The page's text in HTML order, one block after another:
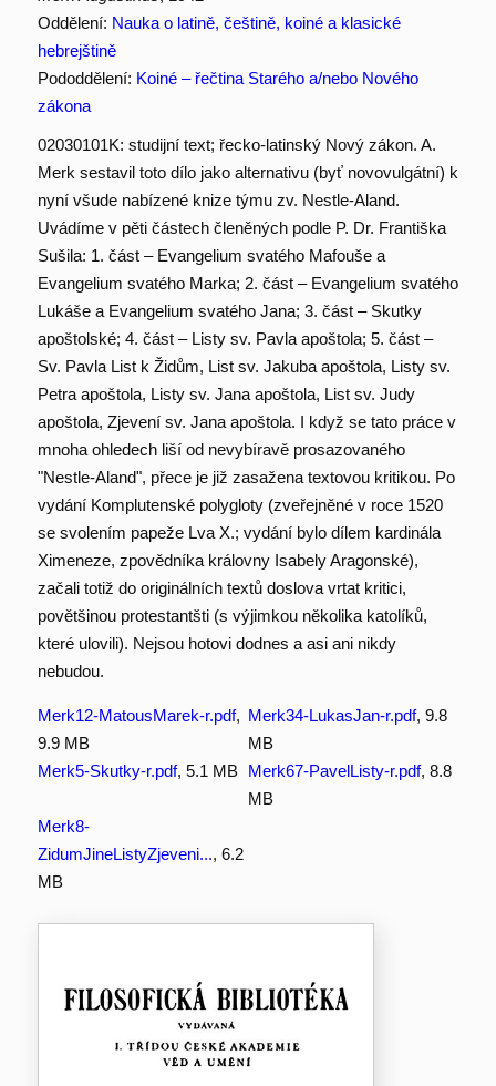
Oddělení: Nauka o latině, češtině, koiné a klasické
hebrejštině
Pododdělení: Koiné – řečtina Starého a/nebo Nového
zákona
02030101K: studijní text; řecko-latinský Nový zákon. A.
Merk sestavil toto dílo jako alternativu (byť novovulgátní) k
nyní všude nabízené knize týmu zv. Nestle-Aland.
Uvádíme v pěti částech členěných podle P. Dr. Františka
Sušila: 1. část – Evangelium svatého Mafouše a
Evangelium svatého Marka; 2. část – Evangelium svatého
Lukáše a Evangelium svatého Jana; 3. část – Skutky
apoštolské; 4. část – Listy sv. Pavla apoštola; 5. část –
Sv. Pavla List k Židům, List sv. Jakuba apoštola, Listy sv.
Petra apoštola, Listy sv. Jana apoštola, List sv. Judy
apoštola, Zjevení sv. Jana apoštola. I když se tato práce v
mnoha ohledech liší od nevybíravě prosazovaného
"Nestle-Aland", přece je již zasažena textovou kritikou. Po
vydání Komplutenské polygloty (zveřejněné v roce 1520
se svolením papeže Lva X.; vydání bylo dílem kardinála
Ximeneze, zpovědníka královny Isabely Aragonské),
začali totiž do originálních textů doslova vrtat kritici,
povětšinou protestantšti (s výjimkou několika katolíků,
které ulovili). Nejsou hotovi dodnes a asi ani nikdy
nebudou.
Merk12-MatousMarek-r.pdf,
9.9 MB
Merk34-LukasJan-r.pdf, 9.8
MB
Merk5-Skutky-r.pdf, 5.1 MB Merk67-PavelListy-r.pdf, 8.8
MB
Merk8-
ZidumJineListyZjeveni..., 6.2
MB